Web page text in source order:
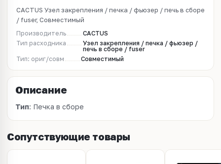
CACTUS Узел закрепления / печка / фьюзер / печь в сборе
/ fuser, Совместимый
Производитель
CACTUS
Тип расходника
Узел закрепления / печка / фьюзер /
печь в сборе / fuser
Тип: ориг/совм
Совместимый
Описание
Тип: Печка в сборе
Сопутствующие товары